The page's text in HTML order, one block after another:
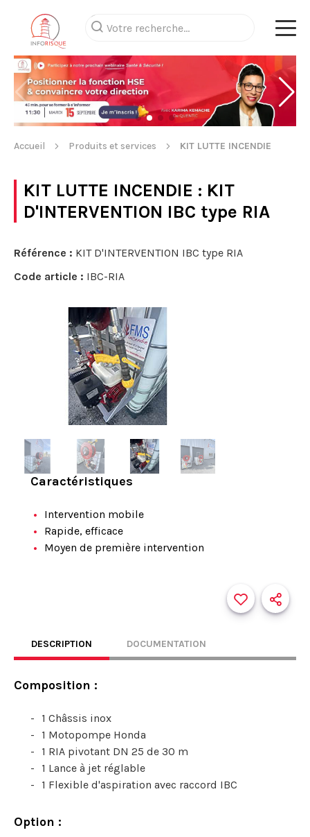
Accueil Produits et services KIT LUTTE INCENDIE
KIT LUTTE INCENDIE : KIT
D'INTERVENTION IBC type RIA
Référence : KIT D'INTERVENTION IBC type RIA
Code article : IBC-RIA
Caractéristiques
Intervention mobile
Rapide, efficace
Moyen de première intervention
DESCRIPTION DOCUMENTATION
Composition :
1 Châssis inox
1 Motopompe Honda
1 RIA pivotant DN 25 de 30 m
1 Lance à jet réglable
1 Flexible d'aspiration avec raccord IBC
Option :